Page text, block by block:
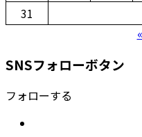
31
SNSフォローボタン
フォローする